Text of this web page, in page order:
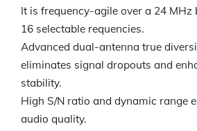
It is frequency-agile over a 24
16 selectable requencies.
Advanced dual-antenna true
eliminates signal dropouts and
stability.
High S/N ratio and dynamic range
audio quality.